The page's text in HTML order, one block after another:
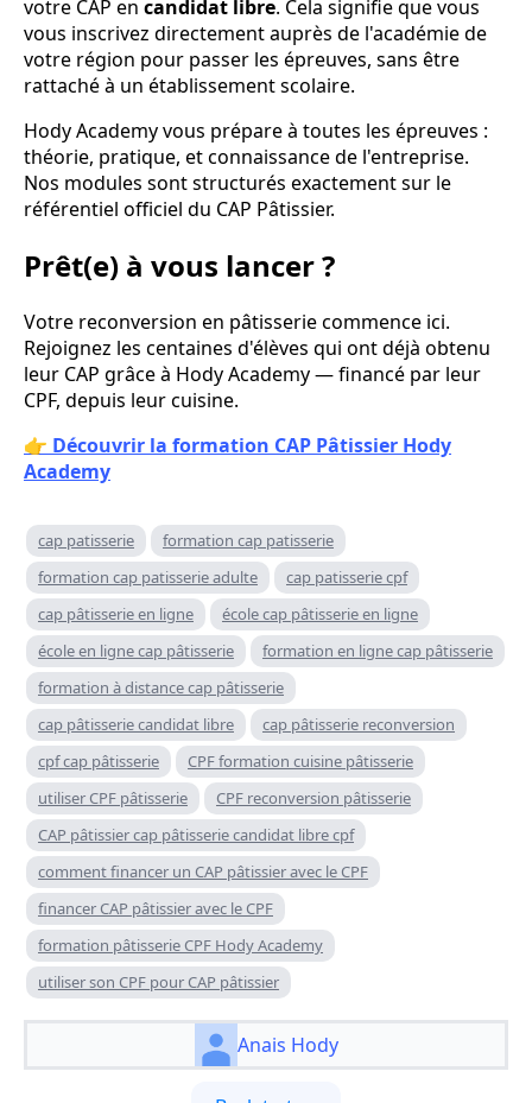
votre CAP en candidat libre. Cela signifie que vous
vous inscrivez directement auprès de l'académie de
votre région pour passer les épreuves, sans être
rattaché à un établissement scolaire.
Hody Academy vous prépare à toutes les épreuves :
théorie, pratique, et connaissance de l'entreprise.
Nos modules sont structurés exactement sur le
référentiel officiel du CAP Pâtissier.
Prêt(e) à vous lancer ?
Votre reconversion en pâtisserie commence ici.
Rejoignez les centaines d'élèves qui ont déjà obtenu
leur CAP grâce à Hody Academy — financé par leur
CPF, depuis leur cuisine.
👉 Découvrir la formation CAP Pâtissier Hody
Academy
cap patisserie
formation cap patisserie
formation cap patisserie adulte
cap patisserie cpf
cap pâtisserie en ligne
école cap pâtisserie en ligne
école en ligne cap pâtisserie
formation en ligne cap pâtisserie
formation à distance cap pâtisserie
cap pâtisserie candidat libre
cap pâtisserie reconversion
cpf cap pâtisserie
CPF formation cuisine pâtisserie
utiliser CPF pâtisserie
CPF reconversion pâtisserie
CAP pâtissier cap pâtisserie candidat libre cpf
comment financer un CAP pâtissier avec le CPF
financer CAP pâtissier avec le CPF
formation pâtisserie CPF Hody Academy
utiliser son CPF pour CAP pâtissier
Anais Hody